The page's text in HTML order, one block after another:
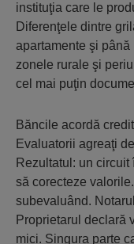
instituţia care le
Diferenţele dintre
apartamente şi
zonele rurale şi
cel mai puţin
Băncile acordă
Evaluatorii agreaţi
Rezultatul: un
să corecteze
subevaluând.
Proprietarul declară
mici. Singura parte